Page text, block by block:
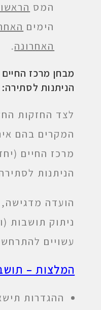
המס
הימים
האחרונה.
מבחן מרכז
הניתנות לסתירה:
לצד החזקות
המקרים בהם
מרכז החיים
הניתנות
הועדה
ניתוק תושבות
עשויים
המלצות –
ההגדרות